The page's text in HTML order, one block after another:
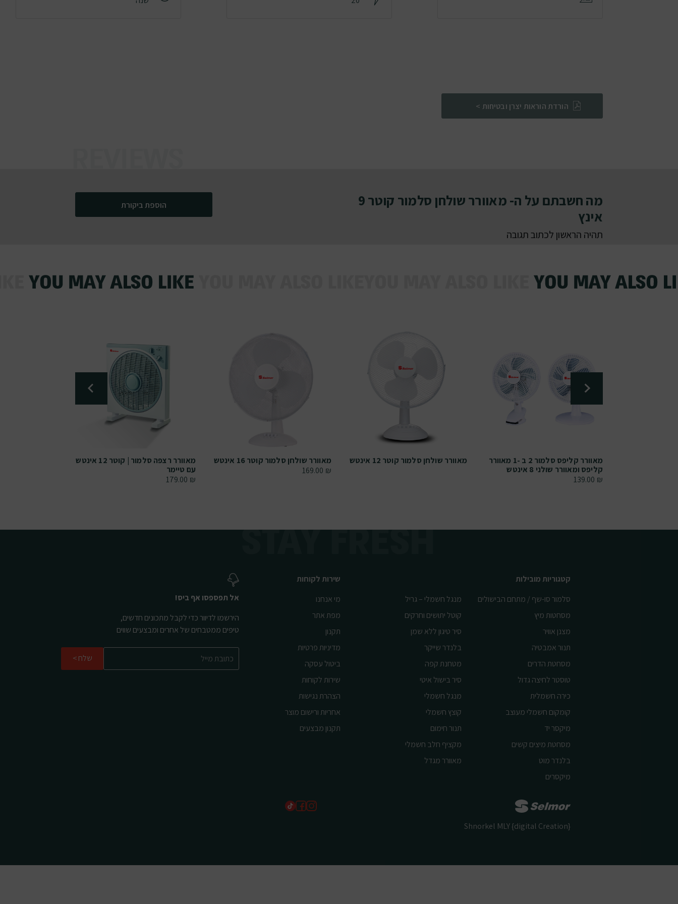
הורדת הוראות יצרן ובטיחות >
מה חשבתם על ה- מאוורר שולחן סלמור קוטר 9
אינץ
תהיה הראשון לכתוב תגובה
הוספת ביקורת
מאוורר קליפס סלמור 2 ב -1 מאוורר
קליפס ומאוורר שולני 8 אינטש
139.00 ₪
מאוורר שולחן סלמור קוטר 12 אינטש
מאוורר שולחן סלמור קוטר 16 אינטש
169.00 ₪
מאוורר רצפה סלמור | קוטר 12 אינטש
עם טיימר
179.00 ₪
קטגוריות מובילות
סלמור סו-שף / מתחם הבישולים
מנגל חשמלי – גריל
מסחטות מיץ
קוטל יתושים וחרקים
מצנן אוויר
סיר טיגון ללא שמן
תנור אמבטיה
בלנדר שייקר
מסחטת הדרים
מטחנת קפה
טוסטר לחיצה גדול
סיר בישול איטי
כירה חשמלית
מנגל חשמלי
קומקום חשמלי מעוצב
קוצץ חשמלי
מיקסר יד
תנור חימום
מסחטת מיצים קשים
מקציף חלב חשמלי
בלנדר מוט
מאוורר מגדל
מיקסרים
שירות לקוחות
מי אנחנו
מפת אתר
תקנון
מדיניות פרטיות
ביטול עסקה
שירות לקוחות
הצהרת נגישות
אחריות ורישום מוצר
תקנון מבצעים
אל תפספסו אף ביס!
הירשמו לדיוור כדי לקבל מתכונים חדשים,
טיפים ממטבחים של אחרים ומבצעים שווים
שלח
Shnorkel MLY {digital Creation}